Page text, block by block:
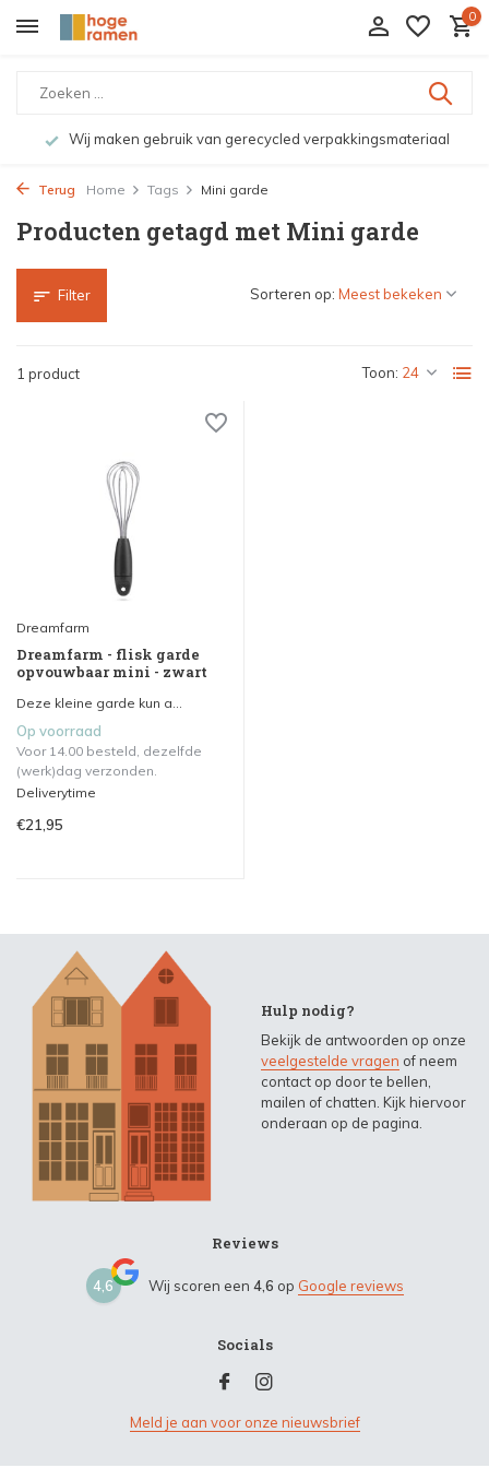
0
Wij maken gebruik van gerecycled verpakkingsmateriaal
Terug Home Tags Mini garde
Producten getagd met Mini garde
Filter
1 product Toon:
Sorteren op:
Dreamfarm
Dreamfarm - flisk garde
opvouwbaar mini - zwart
Deze kleine garde kun a...
Op voorraad
Voor 14.00 besteld, dezelfde
(werk)dag verzonden.
Deliverytime
€21,95
Hulp nodig?
Bekijk de antwoorden op onze
veelgestelde vragen of neem
contact op door te bellen,
mailen of chatten. Kijk hiervoor
onderaan op de pagina.
Reviews
4,6 Wij scoren een 4,6 op Google reviews
Socials
Meld je aan voor onze nieuwsbrief